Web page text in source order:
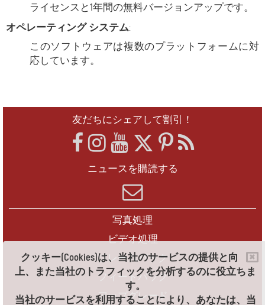
クッキー(Cookies)は、当社のサービスの提供と向
上、また当社のトラフィックを分析するのに役立ちま
す。
当社のサービスを利用することにより、あなたは、当
ライセンスと1年間の無料バージョンアップです。
オペレーティング システム:
このソフトウェアは複数のプラットフォームに対
応しています。
友だちにシェアして割引！
ニュースを購読する
写真処理
ビデオ処理
フレームパック
フィードバック
アップグレード